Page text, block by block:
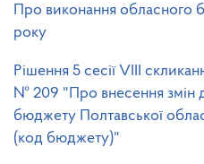
Про виконання обласного
року
Рішення 5 сесії VIІІ
№ 209 "Про внесення змін
бюджету Полтавської
(код бюджету)"